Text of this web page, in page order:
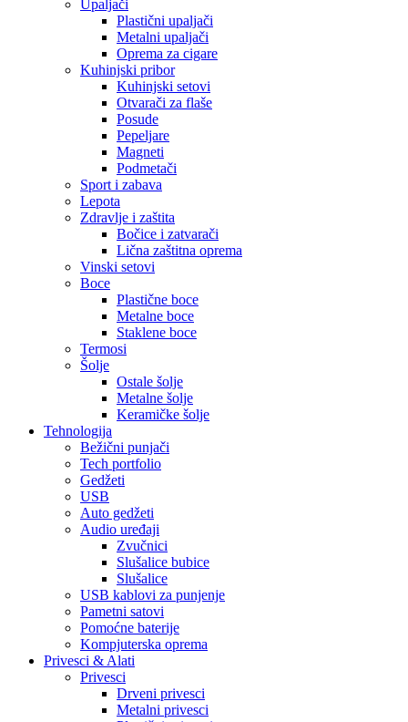
Upaljači
Plastični upaljači
Metalni upaljači
Oprema za cigare
Kuhinjski pribor
Kuhinjski setovi
Otvarači za flaše
Posude
Pepeljare
Magneti
Podmetači
Sport i zabava
Lepota
Zdravlje i zaštita
Bočice i zatvarači
Lična zaštitna oprema
Vinski setovi
Boce
Plastične boce
Metalne boce
Staklene boce
Termosi
Šolje
Ostale šolje
Metalne šolje
Keramičke šolje
Tehnologija
Bežični punjači
Tech portfolio
Gedžeti
USB
Auto gedžeti
Audio uređaji
Zvučnici
Slušalice bubice
Slušalice
USB kablovi za punjenje
Pametni satovi
Pomoćne baterije
Kompjuterska oprema
Privesci & Alati
Privesci
Drveni privesci
Metalni privesci